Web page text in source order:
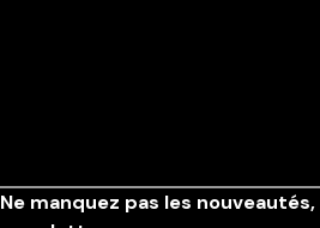
Ne manquez pas les nouveautés,